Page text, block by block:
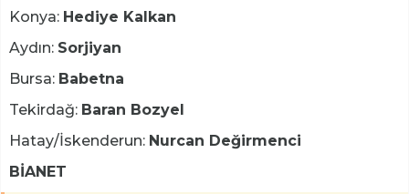
Konya: Hediye Kalkan
Aydın: Sorjiyan
Bursa: Babetna
Tekirdağ: Baran Bozyel
Hatay/İskenderun: Nurcan Değirmenci
BİANET